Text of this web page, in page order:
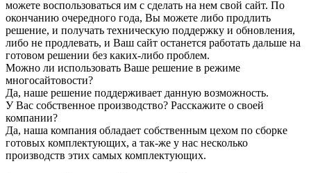
можете воспользоваться им с сделать на нем свой сайт. По
окончанию очередного года, Вы можете либо продлить
решение, и получать техническую поддержку и обновления,
либо не продлевать, и Ваш сайт останется работать дальше на
готовом решении без каких-либо проблем.
Можно ли использовать Ваше решение в режиме
многосайтовости?
Да, наше решение поддерживает данную возможность.
У Вас собственное производство? Расскажите о своей
компании?
Да, наша компания обладает собственным цехом по сборке
готовых комплектующих, а так-же у нас несколько
производств этих самых комплектующих.